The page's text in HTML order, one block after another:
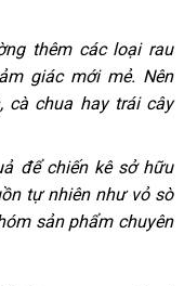
thêm các loại rau
giác mới mẻ. Nên
cà chua hay trái cây
để chiến kê sở hữu
tự nhiên như vỏ sò
sản phẩm chuyên